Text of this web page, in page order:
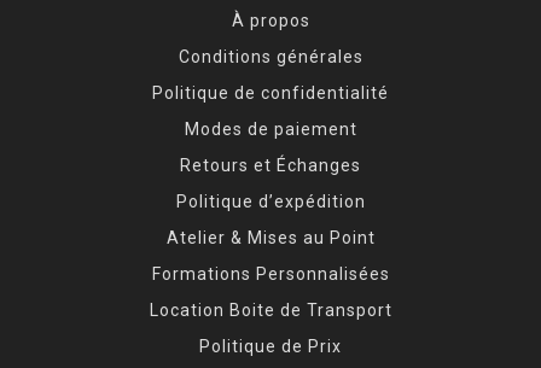
À propos
Conditions générales
Politique de confidentialité
Modes de paiement
Retours et Échanges
Politique d’expédition
Atelier & Mises au Point
Formations Personnalisées
Location Boite de Transport
Politique de Prix